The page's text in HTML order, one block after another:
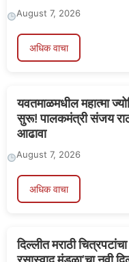
August 7, 2026
अधिक वाचा
यवतमाळमधील महात्मा
सुरू! पालकमंत्री संजय
आढावा
August 7, 2026
अधिक वाचा
दिल्लीत मराठी